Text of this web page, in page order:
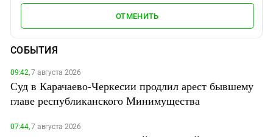
ОТМЕНИТЬ
СОБЫТИЯ
09:42,7 августа 2026
Суд в Карачаево-Черкесии продлил арест бывшему
главе республиканского Минимущества
07:44,7 августа 2026